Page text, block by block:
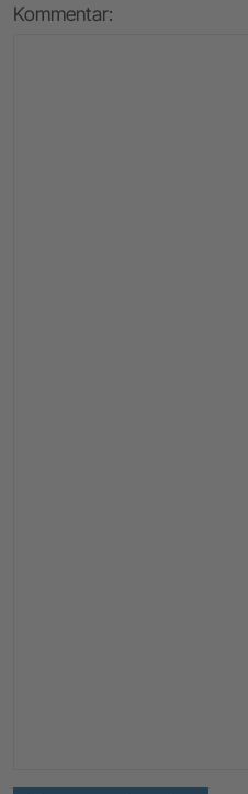
Kommentar: